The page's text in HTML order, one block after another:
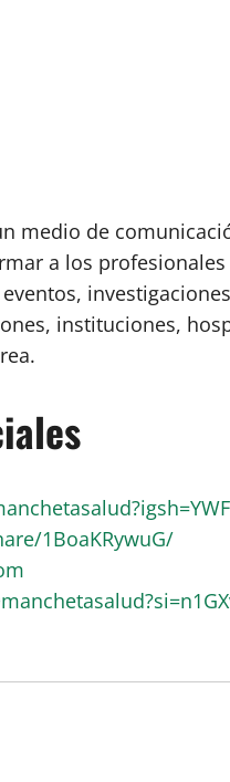
medio de
a los
instituciones,
1BoaKRywuG/